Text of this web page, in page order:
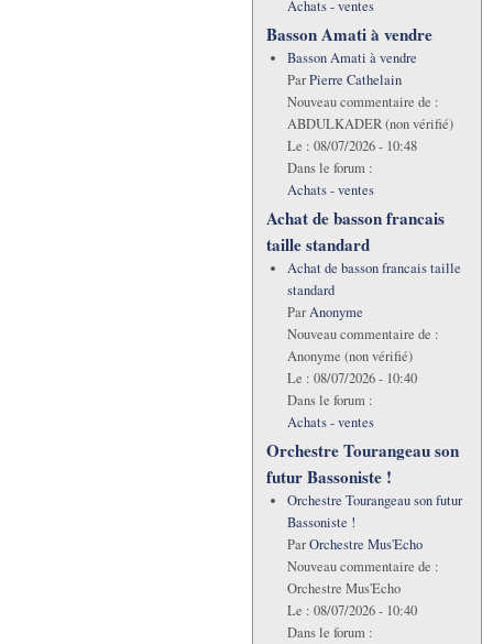
Achats - ventes
Basson Amati à vendre
Basson Amati à vendre
ParPierre Cathelain
Nouveau commentaire de :
ABDULKADER (non vérifié)
Le : 08/07/2026 - 10:48
Dans le forum :
Achats - ventes
Achat de basson francais
taille standard
Achat de basson francais taille
standard
ParAnonyme
Nouveau commentaire de :
Anonyme (non vérifié)
Le : 08/07/2026 - 10:40
Dans le forum :
Achats - ventes
Orchestre Tourangeau son
futur Bassoniste !
Orchestre Tourangeau son futur
Bassoniste !
ParOrchestre Mus'Echo
Nouveau commentaire de :
Orchestre Mus'Echo
Le : 08/07/2026 - 10:40
Dans le forum :